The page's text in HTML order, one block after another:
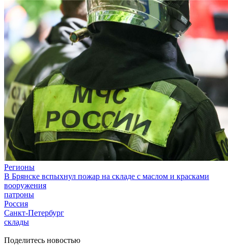
Регионы
В Брянске вспыхнул пожар на складе с маслом и красками
вооружения
патроны
Россия
Санкт-Петербург
склады
Поделитесь новостью